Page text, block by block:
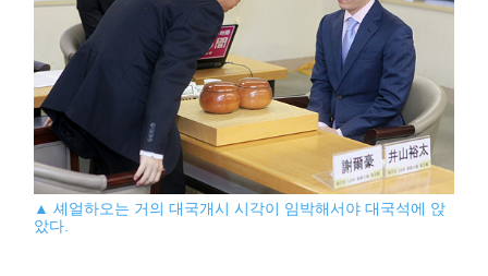
▲ 셰얼하오는 거의 대국개시 시각이 임박해서야 대국석에 앉
았다.